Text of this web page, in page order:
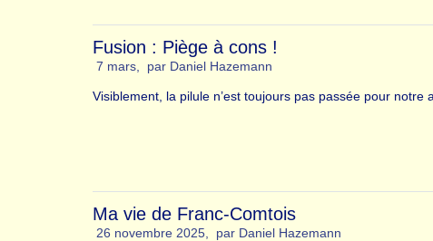
Fusion : Piège à cons !
7 mars par Daniel Hazemann
Visiblement, la pilule n’est toujours pas passée pour notre
Ma vie de Franc-Comtois
26 novembre 2025 par Daniel Hazemann